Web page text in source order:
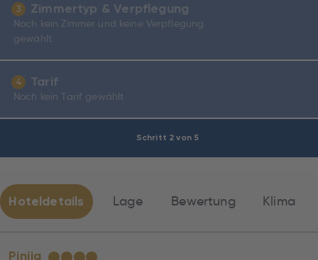
Schritt 2 von 5
3 Zimmertyp & Verpflegung
Noch kein Zimmer und keine Verpflegung
gewählt.
4 Tarif
Noch kein Tarif gewählt
Hoteldetails Lage Bewertung Klima
Pinija ★★★★